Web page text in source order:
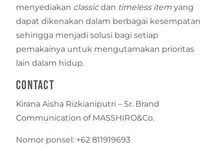
menyediakan classicdan timeless item yang
dapat dikenakan dalam berbagai kesempatan
sehingga menjadi solusi bagi setiap
pemakainya untuk mengutamakan prioritas
lain dalam hidup.
Contact
Kirana Aisha Rizkianiputri – Sr. Brand
Communication of MASSHIRO&Co.
Nomor ponsel: +62 811919693